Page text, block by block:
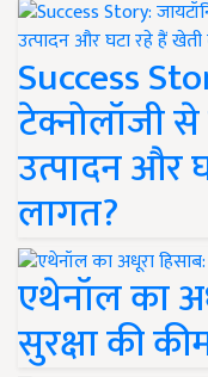
Success
टेक्नोलॉजी
उत्पादन और
लागत?
एथेनॉल का
सुरक्षा की